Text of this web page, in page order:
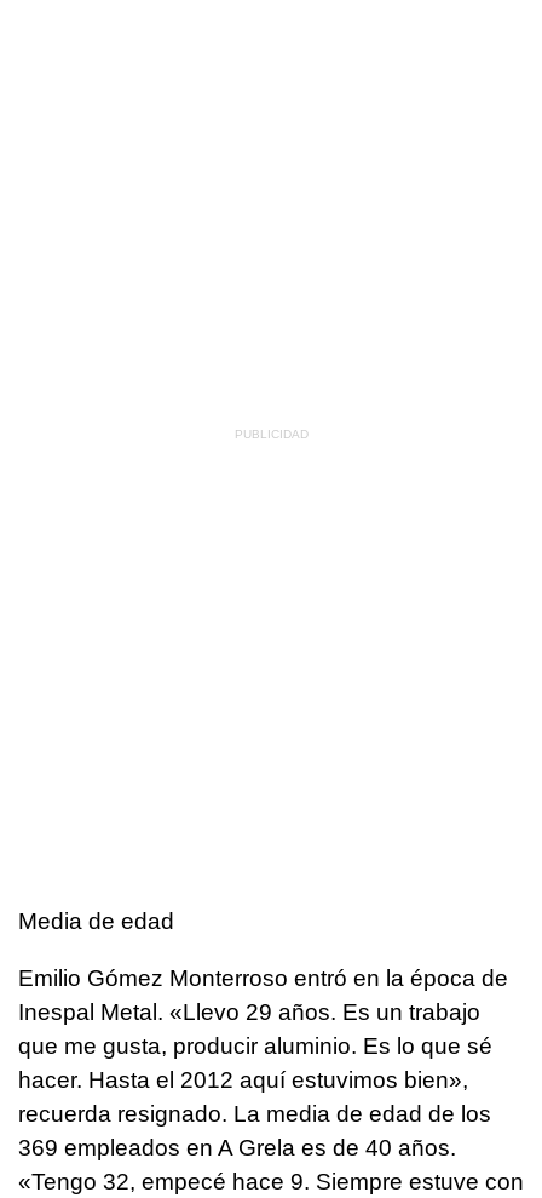
Media de edad
Emilio Gómez Monterroso entró en la época de
Inespal Metal. «Llevo 29 años. Es un trabajo
que me gusta, producir aluminio. Es lo que sé
hacer. Hasta el 2012 aquí estuvimos bien»,
recuerda resignado. La media de edad de los
369 empleados en A Grela es de 40 años.
«Tengo 32, empecé hace 9. Siempre estuve con